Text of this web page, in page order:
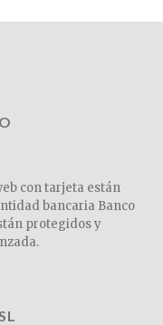
con tarjeta están
bancaria Banco
protegidos y